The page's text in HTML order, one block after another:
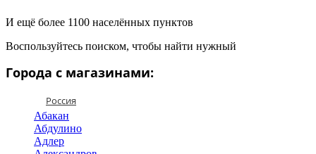
И ещё более 1100 населённых пунктов
Воспользуйтесь поиском, чтобы найти нужный
Города с магазинами:
Россия
Абакан
Абдулино
Адлер